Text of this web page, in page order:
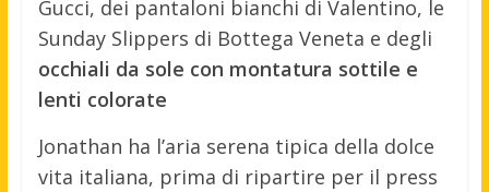
Gucci, dei pantaloni bianchi di Valentino, le
Sunday Slippers di Bottega Veneta e degli
occhiali da sole con montatura sottile e
lenti colorate
Jonathan ha l’aria serena tipica della dolce
vita italiana, prima di ripartire per il press